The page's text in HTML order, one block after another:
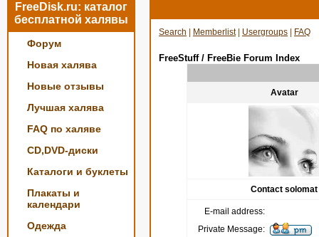
FreeDisk.ru: каталог
бесплатной халявы
Форум
Новая халява
Новые отзывы
Лучшая халява
FAQ по халяве
CD,DVD-диски
Каталоги и буклеты
Плакаты и
календари
Одежда
Search Memberlist| Usergroups FAQ
FreeStuff / FreeBie Forum Index
Avatar
Contact solomat
E-mail address:
Private Message: